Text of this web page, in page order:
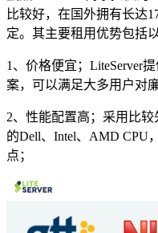
比较好，在国外拥有长达
定。其主要租用优势包括
1、价格便宜；LiteServer
案，可以满足大多用户对
2、性能配置高；采用比
的Dell、Intel、AMD CPU
点；